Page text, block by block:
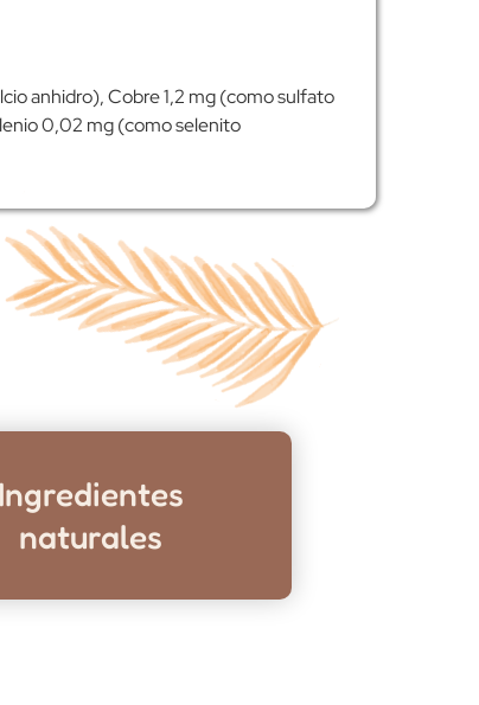
anhidro), Cobre 1,2 mg (como sulfato
0,02 mg (como selenito
Ingredientes
naturales